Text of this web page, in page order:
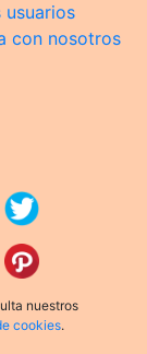
usuarios
con nosotros
nuestros
cookies.